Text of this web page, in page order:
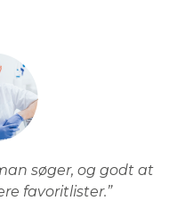
søger, og godt at
favoritlister.”